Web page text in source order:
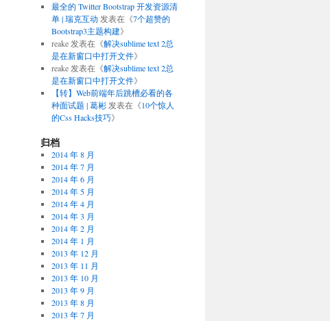
最全的 Twitter Bootstrap 开发资源清
单 | 瑞克互动 发表在《7个超赞的
Bootstrap3主题构建》
reake发表在《解决sublime text 2总
是在新窗口中打开文件》
reake发表在《解决sublime text 2总
是在新窗口中打开文件》
【转】Web前端年后跳槽必看的各
种面试题 | 葛彬发表在《10个惊人
的Css Hacks技巧》
归档
2014 年 8 月
2014 年 7 月
2014 年 6 月
2014 年 5 月
2014 年 4 月
2014 年 3 月
2014 年 2 月
2014 年 1 月
2013 年 12 月
2013 年 11 月
2013 年 10 月
2013 年 9 月
2013 年 8 月
2013 年 7 月